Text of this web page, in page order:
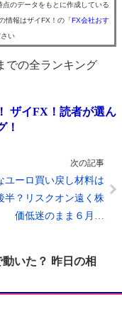
のデータをもとに作成している
情報はザイFX！の 「FX会社おす
い
での全ランキング
ザイFX！読者が選ん
！
次の記事
ユーロ買い戻し材料は
半？リスクオン遠く株
価低迷のまま６月…
いた？ 昨日の相